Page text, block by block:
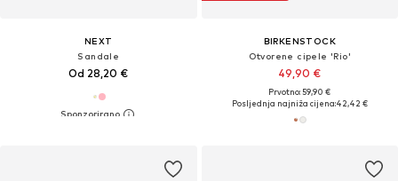
NEXT
Sandale
Od 28,20 €
BIRKENSTOCK
Otvorene cipele 'Rio'
49,90 €
Prvotno: 59,90 €
Posljednja najniža cijena:42,42 €